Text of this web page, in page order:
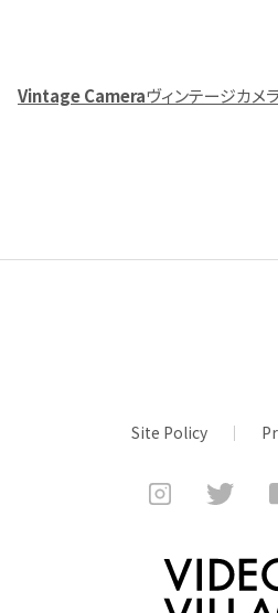
Vintage Cameraヴィンテージカメラ
Site Policy